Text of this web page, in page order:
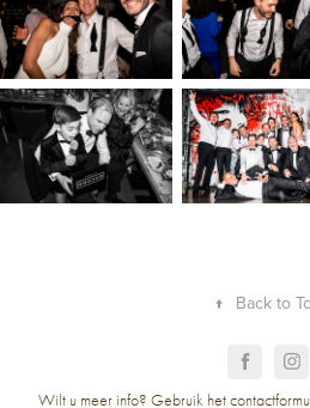
↑ Back to
Wilt u meer info? Gebruik het